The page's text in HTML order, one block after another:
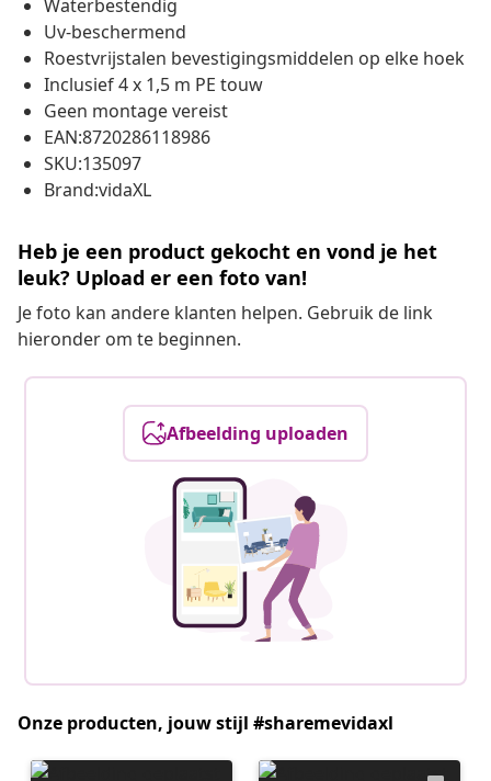
Waterbestendig
Uv-beschermend
Roestvrijstalen bevestigingsmiddelen op elke hoek
Inclusief 4 x 1,5 m PE touw
Geen montage vereist
EAN:8720286118986
SKU:135097
Brand:vidaXL
Heb je een product gekocht en vond je het
leuk? Upload er een foto van!
Je foto kan andere klanten helpen. Gebruik de link
hieronder om te beginnen.
Afbeelding uploaden
Onze producten, jouw stijl #sharemevidaxl